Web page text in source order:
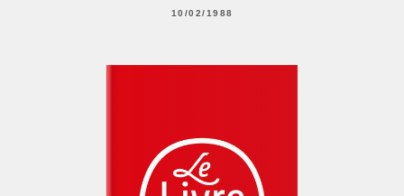
10/02/1988